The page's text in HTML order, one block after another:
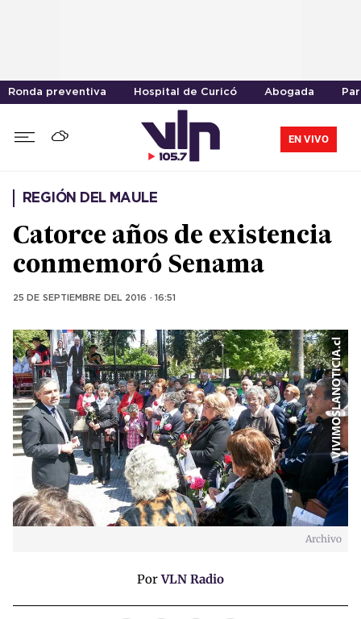
Ronda preventiva Hospital de Curicó Abogada
EN VIVO
REGIÓN DEL MAULE
Catorce años de existencia
conmemoró Senama
25 DE SEPTIEMBRE DEL 2016 · 16:51
Archivo
PorVLN Radio